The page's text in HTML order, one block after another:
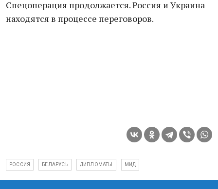
Спецоперация продолжается. Россия и Украина
находятся в процессе переговоров.
РОССИЯ БЕЛАРУСЬ ДИПЛОМАТЫ МИД